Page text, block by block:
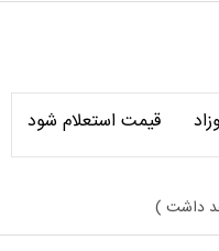
قیمت استعلام شود
داشت )